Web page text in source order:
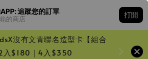
追蹤您的訂單
的商店
打開
沒有文青聯名造型卡【組合
入$180｜4入$350